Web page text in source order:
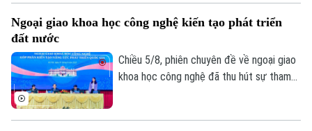
hàng và doanh nghiệp Fintech.
Ngoại giao khoa học công nghệ kiến tạo phát triển
đất nước
Chiều 5/8, phiên chuyên đề về ngoại giao
khoa học công nghệ đã thu hút sự tham